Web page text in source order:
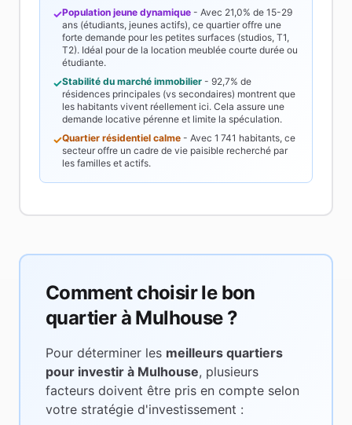
✓Population jeune dynamique - Avec 21,0% de 15-29
ans (étudiants, jeunes actifs), ce quartier offre une
forte demande pour les petites surfaces (studios, T1,
T2). Idéal pour de la location meublée courte durée ou
étudiante.
✓Stabilité du marché immobilier - 92,7% de
résidences principales (vs secondaires) montrent que
les habitants vivent réellement ici. Cela assure une
demande locative pérenne et limite la spéculation.
✓Quartier résidentiel calme - Avec 1 741 habitants, ce
secteur offre un cadre de vie paisible recherché par
les familles et actifs.
Comment choisir le bon
quartier à Mulhouse?
Pour déterminer les meilleurs quartiers
pour investir à Mulhouse, plusieurs
facteurs doivent être pris en compte selon
votre stratégie d'investissement :